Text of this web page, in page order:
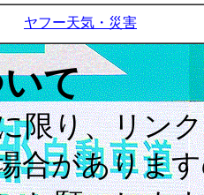
ヤフー天気・災害
て
限り、リン
合がありま